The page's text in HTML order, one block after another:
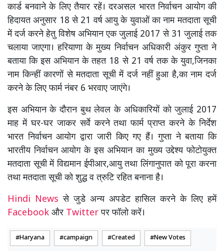
कार्ड बनवाने के लिए तैयार रहें। दरअसल भारत निर्वाचन आयोग की
हिदायत अनुसार 18 से 21 वर्ष आयु के युवाओं का नाम मतदाता सूची
में दर्ज करने हेतु विशेष अभियान एक जुलाई 2017 से 31 जुलाई तक
चलाया जाएगा। हरियाणा के मुख्य निर्वाचन अधिकारी अंकुर गुप्ता ने
बताया कि इस अभियान के तहत 18 से 21 वर्ष तक के युवा,जिनका
नाम किन्हीं कारणों से मतदाता सूची में दर्ज नहीं हुआ है,का नाम दर्ज
करने के लिए फार्म नंबर 6 भरवाए जाएंगे।
इस अभियान के दौरान बुथ लेवल के अधिकारियों को जुलाई 2017
माह में घर-घर जाकर सर्वे करने तथा फार्म प्राप्त करने के निर्देश
भारत निर्वाचन आयोग द्वारा जारी किए गए हैं। गुप्ता ने बताया कि
भारतीय निर्वाचन आयोग के इस अभियान का मुख्य उद्देश्य फोटोयुक्त
मतदाता सूची में विद्यमान ईपीआर,आयु तथा लिंगानुपात को पूरा करना
तथा मतदाता सूची को शुद्ध व त्रुटि रहित बनाना है।
Hindi Newsसे जुडे अन्य अपडेट हासिल करने के लिए हमें
Facebook और Twitterपर फॉलो करें।
Haryana campaign Created New Votes